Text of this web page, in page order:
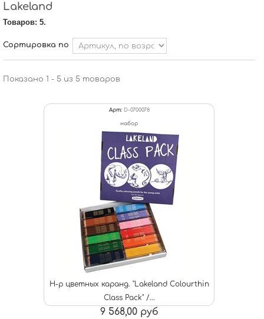
Lakeland
Товаров: 5.
Сортировка по
Показано 1 - 5 из 5 товаров
Арт: D-0700078
набор
Н-р цветных каранд. "Lakeland Colourthin
Class Pack" /...
9 568,00 руб